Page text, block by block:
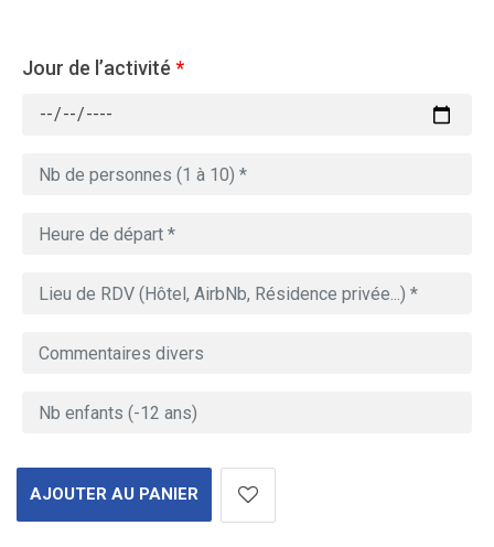
Jour de l’activité *
AJOUTER AU PANIER